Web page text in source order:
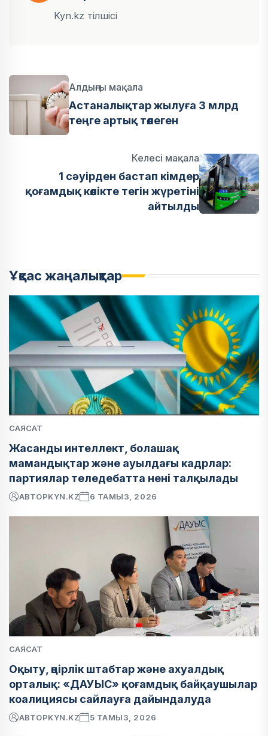
Kyn.kz тілшісі
Алдыңғы мақала
Астаналықтар жылуға 3 млрд
теңге артық төлеген
Келесі мақала
1 сәуірден бастап кімдер
қоғамдық көлікте тегін жүретіні
айтылды
Ұқсас жаңалықтар
САЯСАТ
Жасанды интеллект, болашақ
мамандықтар және ауылдағы кадрлар:
партиялар теледебатта нені талқылады
АВТОРKYN.KZ 6 ТАМЫЗ, 2026
САЯСАТ
Оқыту, өңірлік штабтар және ахуалдық
орталық: «ДАУЫС» қоғамдық байқаушылар
коалициясы сайлауға дайындалуда
АВТОРKYN.KZ 5 ТАМЫЗ, 2026